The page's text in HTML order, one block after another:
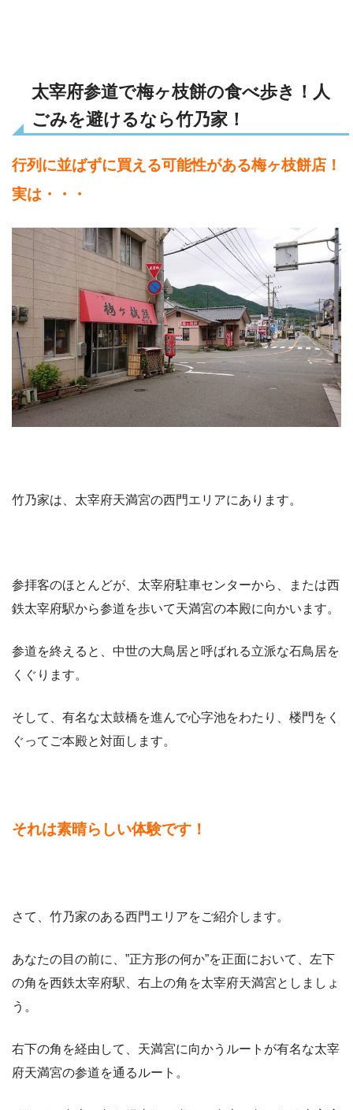
太宰府参道で梅ヶ枝餅の食べ歩き！人
ごみを避けるなら竹乃家！
行列に並ばずに買える可能性がある梅ヶ枝餅店！
実は・・・
竹乃家は、太宰府天満宮の西門エリアにあります。
参拝客のほとんどが、太宰府駐車センターから、または西
鉄太宰府駅から参道を歩いて天満宮の本殿に向かいます。
参道を終えると、中世の大鳥居と呼ばれる立派な石鳥居を
くぐります。
そして、有名な太鼓橋を進んで心字池をわたり、楼門をく
ぐってご本殿と対面します。
それは素晴らしい体験です！
さて、竹乃家のある西門エリアをご紹介します。
あなたの目の前に、”正方形の何か”を正面において、左下
の角を西鉄太宰府駅、右上の角を太宰府天満宮としましょ
う。
右下の角を経由して、天満宮に向かうルートが有名な太宰
府天満宮の参道を通るルート。